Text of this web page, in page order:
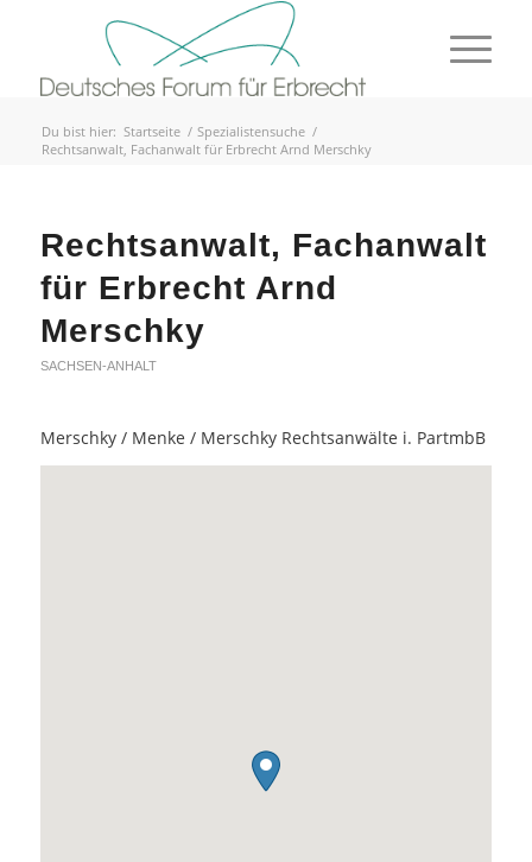
Du bist hier: Startseite / Spezialistensuche /
Rechtsanwalt, Fachanwalt für Erbrecht Arnd Merschky
Rechtsanwalt, Fachanwalt
für Erbrecht Arnd
Merschky
SACHSEN-ANHALT
Merschky / Menke / Merschky Rechtsanwälte i. PartmbB